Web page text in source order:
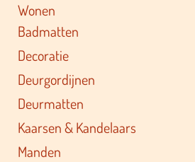
Wonen
Badmatten
Decoratie
Deurgordijnen
Deurmatten
Kaarsen & Kandelaars
Manden